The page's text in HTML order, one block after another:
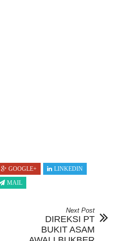
GOOGLE+
LINKEDIN
MAIL
Next Post
DIREKSI PT
BUKIT ASAM